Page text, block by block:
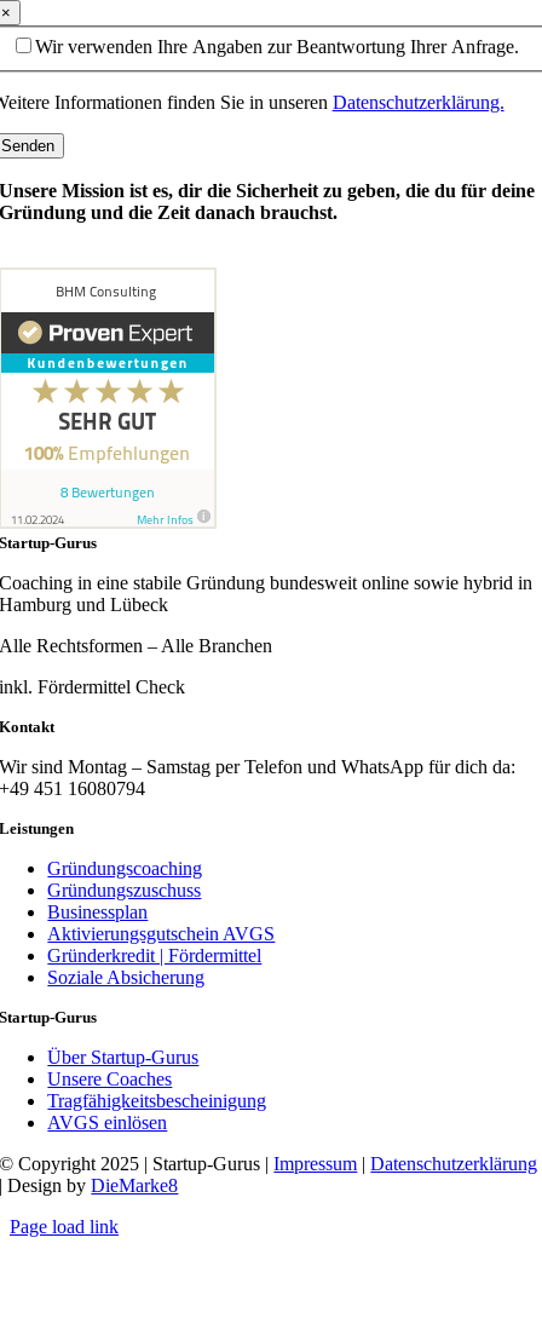
×
Wir verwenden Ihre Angaben zur Beantwortung Ihrer Anfrage.
Informationen finden Sie in unseren Datenschutzerklärung.
Senden
Unsere Mission ist es, dir die Sicherheit zu geben, die du für deine
Gründung und die Zeit danach brauchst.
Startup-Gurus
Coaching in eine stabile Gründung bundesweit online sowie hybrid in
Hamburg und Lübeck
Alle Rechtsformen – Alle Branchen
inkl. Fördermittel Check
Kontakt
Wir sind Montag – Samstag per Telefon und WhatsApp für dich da:
+49 451 16080794
Leistungen
Gründungscoaching
Gründungszuschuss
Businessplan
Aktivierungsgutschein AVGS
Gründerkredit | Fördermittel
Soziale Absicherung
Startup-Gurus
Über Startup-Gurus
Unsere Coaches
Tragfähigkeitsbescheinigung
AVGS einlösen
© Copyright 2025 | Startup-Gurus |Impressum |Datenschutzerklärung
| Design byDieMarke8
Page load link